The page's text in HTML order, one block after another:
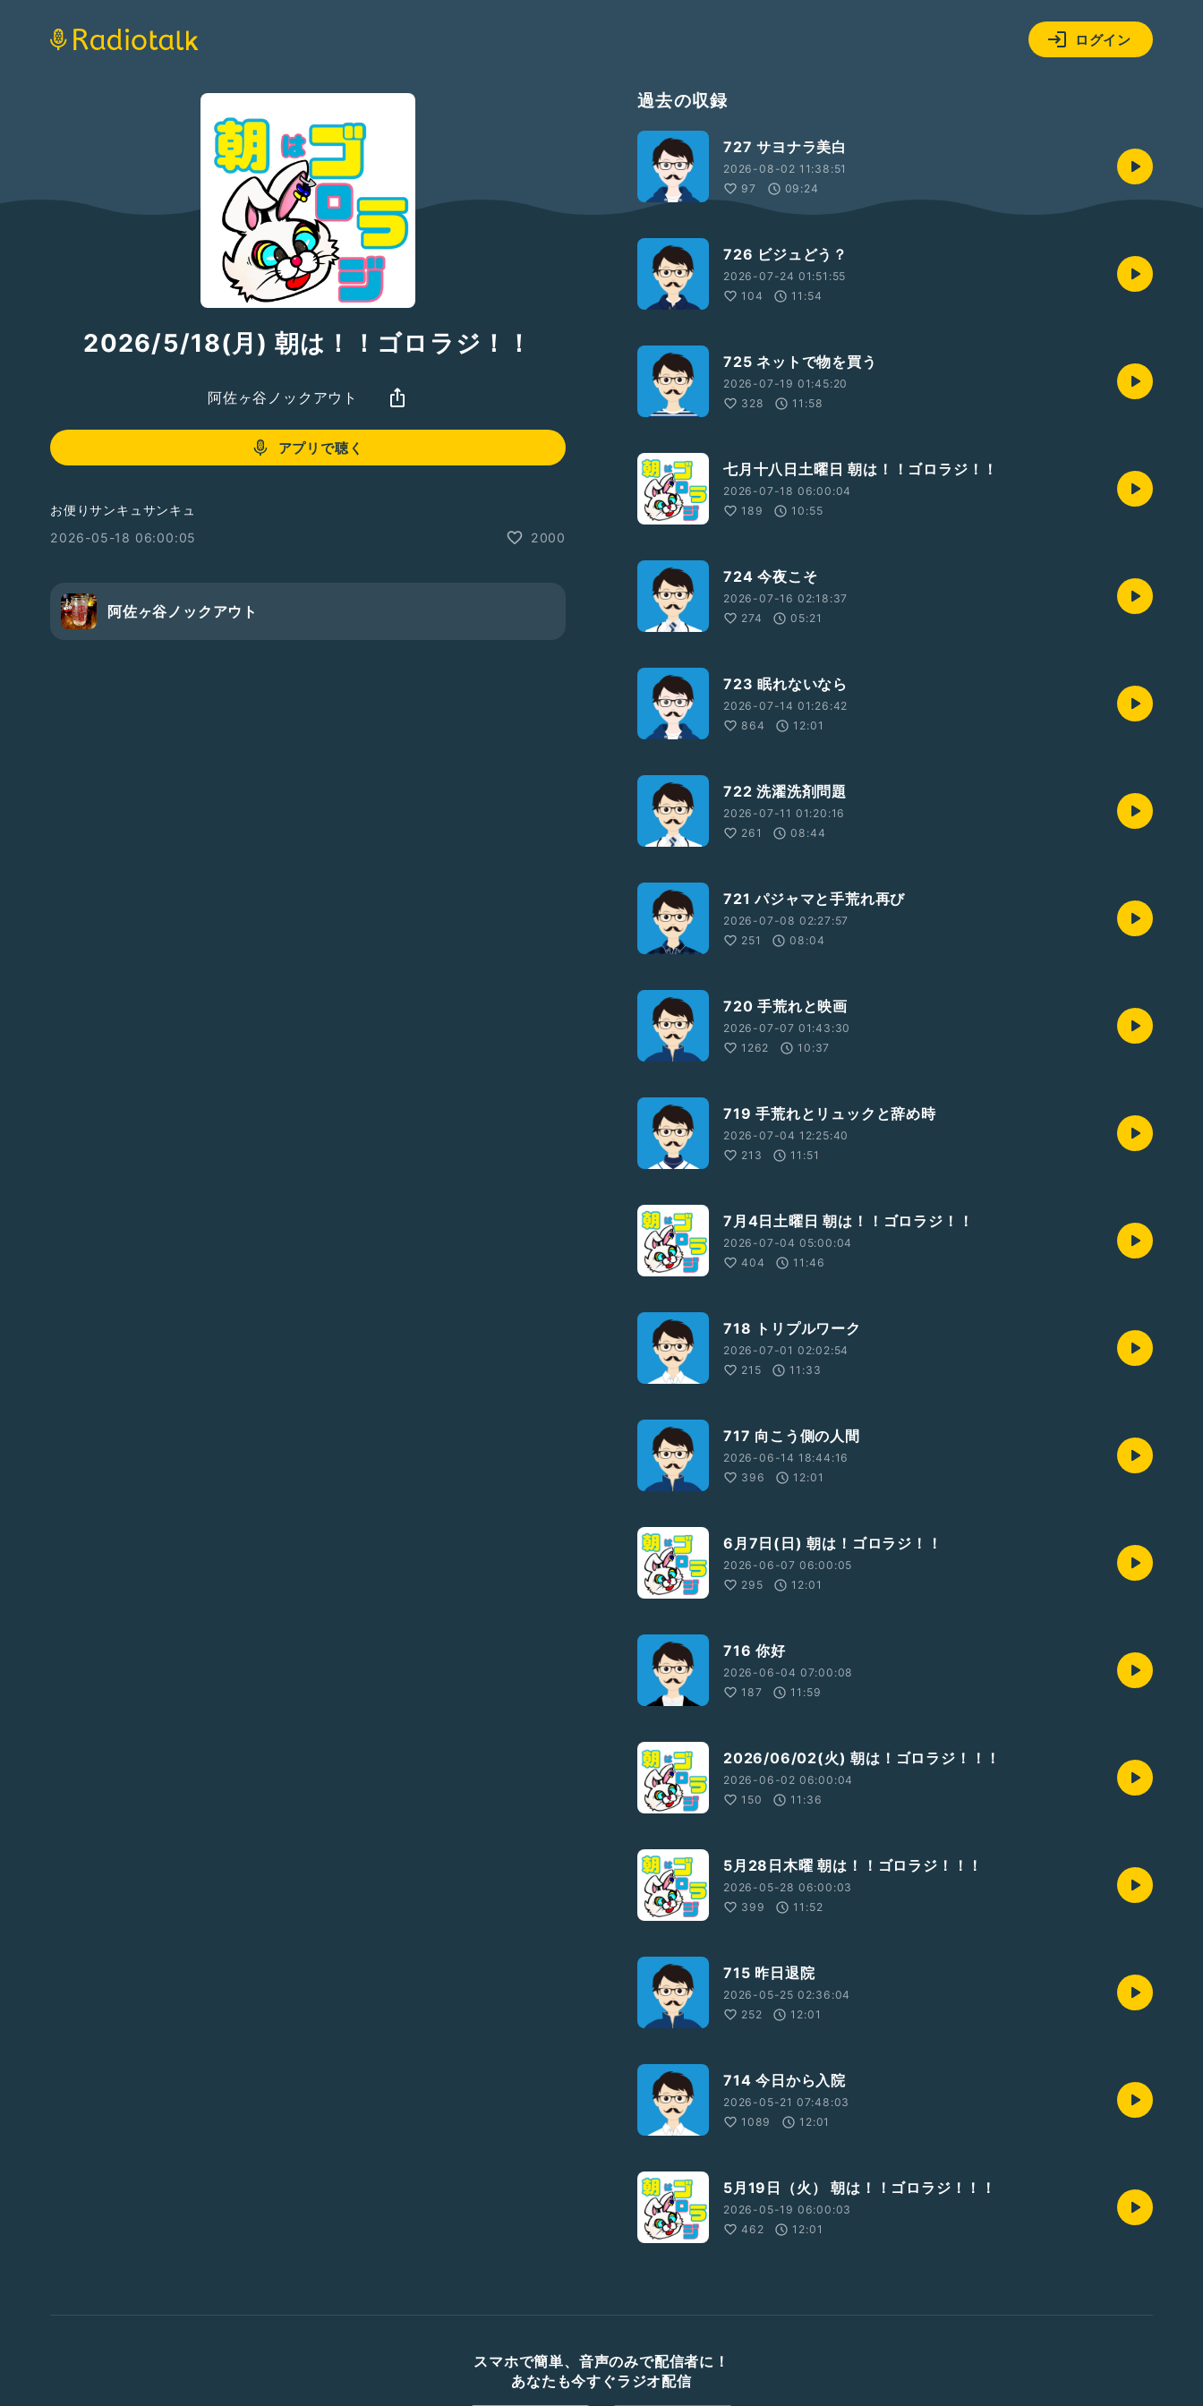
ログイン
2026/5/18(月) 朝は！！ゴロラジ！！
阿佐ヶ谷ノックアウト
アプリで聴く
お便りサンキュサンキュ
2026-05-18 06:00:05
2000
阿佐ヶ谷ノックアウト
過去の収録
727 サヨナラ美白
2026-08-02 11:38:51
97
09:24
726 ビジュどう？
2026-07-24 01:51:55
104
11:54
725 ネットで物を買う
2026-07-19 01:45:20
328
11:58
七月十八日土曜日 朝は！！ゴロラジ！！
2026-07-18 06:00:04
189
10:55
724 今夜こそ
2026-07-16 02:18:37
274
05:21
723 眠れないなら
2026-07-14 01:26:42
864
12:01
722 洗濯洗剤問題
2026-07-11 01:20:16
261
08:44
721 パジャマと手荒れ再び
2026-07-08 02:27:57
251
08:04
720 手荒れと映画
2026-07-07 01:43:30
1262
10:37
719 手荒れとリュックと辞め時
2026-07-04 12:25:40
213
11:51
7月4日土曜日 朝は！！ゴロラジ！！
2026-07-04 05:00:04
404
11:46
718 トリプルワーク
2026-07-01 02:02:54
215
11:33
717 向こう側の人間
2026-06-14 18:44:16
396
12:01
6月7日(日) 朝は！ゴロラジ！！
2026-06-07 06:00:05
295
12:01
716 你好
2026-06-04 07:00:08
187
11:59
2026/06/02(火) 朝は！ゴロラジ！！！
2026-06-02 06:00:04
150
11:36
5月28日木曜 朝は！！ゴロラジ！！！
2026-05-28 06:00:03
399
11:52
715 昨日退院
2026-05-25 02:36:04
252
12:01
714 今日から入院
2026-05-21 07:48:03
1089
12:01
5月19日（火） 朝は！！ゴロラジ！！！
2026-05-19 06:00:03
462
12:01
スマホで簡単、音声のみで配信者に！
あなたも今すぐラジオ配信